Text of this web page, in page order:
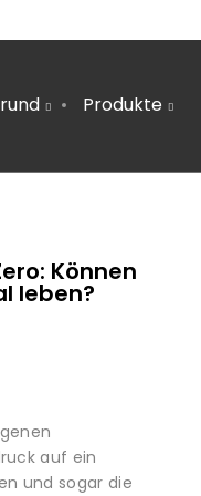
WACHSTÜCHER SELBER
– ALTERNATIVE ZU
Produkte
Können
leben?
auf ein
und sogar die